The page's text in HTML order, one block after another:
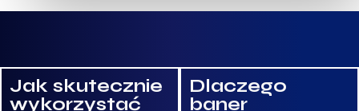
Jak skutecznie
wykorzystać
Dlaczego
baner